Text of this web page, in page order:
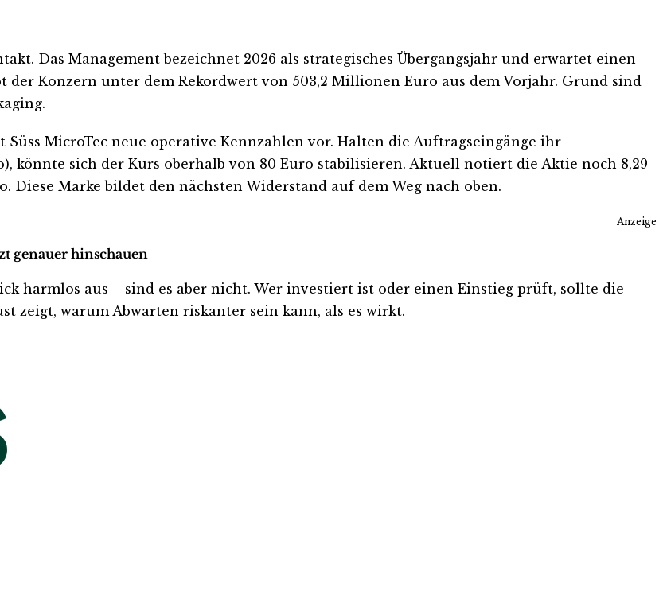
Das Management bezeichnet 2026 als strategisches Übergangsjahr und erwartet einen
der Konzern unter dem Rekordwert von 503,2 Millionen Euro aus dem Vorjahr. Grund sind
MicroTec neue operative Kennzahlen vor. Halten die Auftragseingänge ihr
könnte sich der Kurs oberhalb von 80 Euro stabilisieren. Aktuell notiert die Aktie noch 8,29
Marke bildet den nächsten Widerstand auf dem Weg nach oben.
Anzeige
genauer hinschauen
harmlos aus – sind es aber nicht. Wer investiert ist oder einen Einstieg prüft, sollte die
zeigt, warum Abwarten riskanter sein kann, als es wirkt.